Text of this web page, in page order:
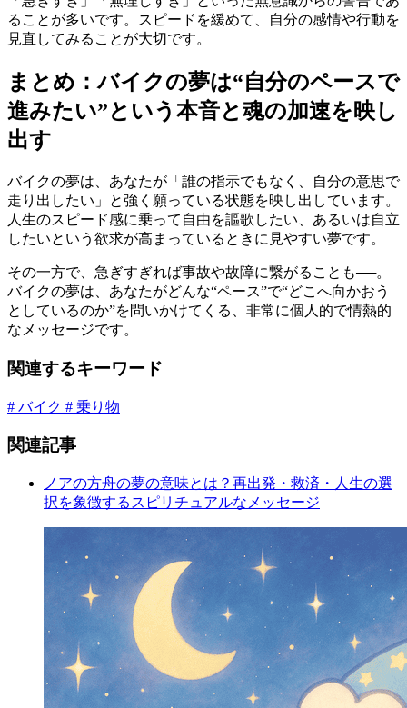
ることが多いです。スピードを緩めて、自分の感情や行動を
見直してみることが大切です。
まとめ：バイクの夢は“自分のペースで
進みたい”という本音と魂の加速を映し
出す
バイクの夢は、あなたが「誰の指示でもなく、自分の意思で
走り出したい」と強く願っている状態を映し出しています。
人生のスピード感に乗って自由を謳歌したい、あるいは自立
したいという欲求が高まっているときに見やすい夢です。
その一方で、急ぎすぎれば事故や故障に繋がることも──。
バイクの夢は、あなたがどんな“ペース”で“どこへ向かおう
としているのか”を問いかけてくる、非常に個人的で情熱的
なメッセージです。
関連するキーワード
# バイク # 乗り物
関連記事
ノアの方舟の夢の意味とは？再出発・救済・人生の選
択を象徴するスピリチュアルなメッセージ